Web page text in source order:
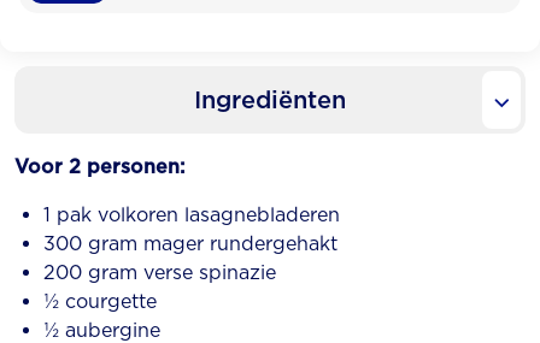
Ingrediënten
Voor 2 personen:
1 pak volkoren lasagnebladeren
300 gram mager rundergehakt
200 gram verse spinazie
½ courgette
½ aubergine